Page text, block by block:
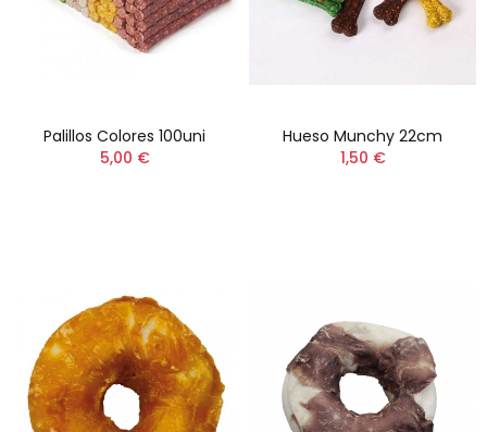
Palillos Colores 100uni
5,00 €
Hueso Munchy 22cm
1,50 €